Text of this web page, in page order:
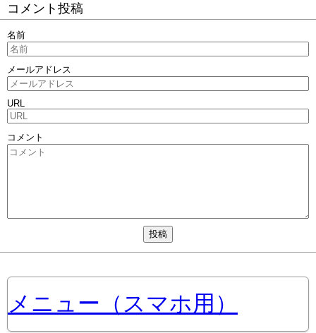
コメント投稿
名前
メールアドレス
URL
コメント
メニュー（スマホ用）